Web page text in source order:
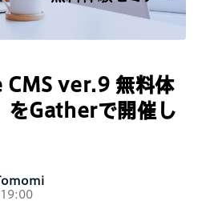
CMS ver.9 無料体
をGatherで開催し